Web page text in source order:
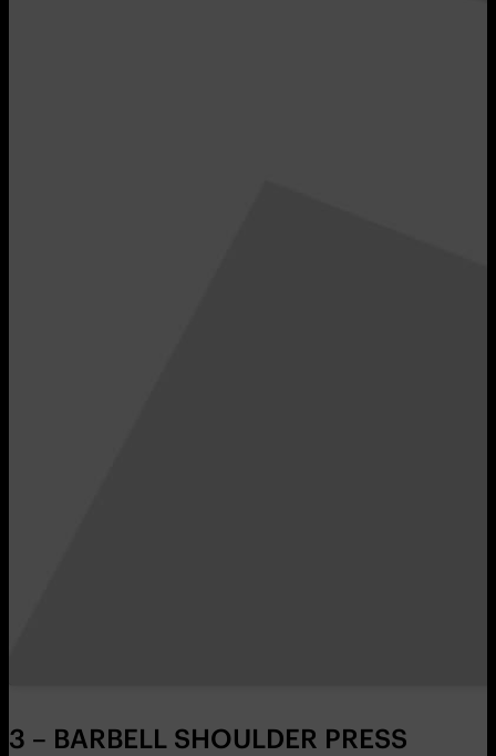
3 – BARBELL SHOULDER PRESS